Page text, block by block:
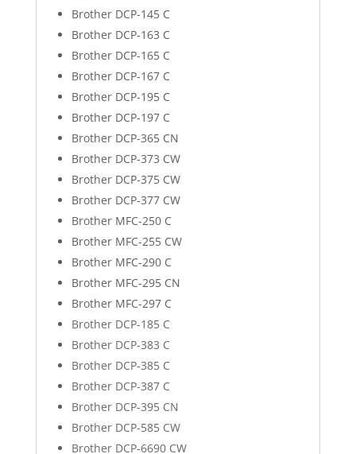
Brother DCP-145 C
Brother DCP-163 C
Brother DCP-165 C
Brother DCP-167 C
Brother DCP-195 C
Brother DCP-197 C
Brother DCP-365 CN
Brother DCP-373 CW
Brother DCP-375 CW
Brother DCP-377 CW
Brother MFC-250 C
Brother MFC-255 CW
Brother MFC-290 C
Brother MFC-295 CN
Brother MFC-297 C
Brother DCP-185 C
Brother DCP-383 C
Brother DCP-385 C
Brother DCP-387 C
Brother DCP-395 CN
Brother DCP-585 CW
Brother DCP-6690 CW